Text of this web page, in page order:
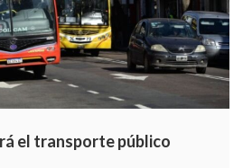
el transporte público